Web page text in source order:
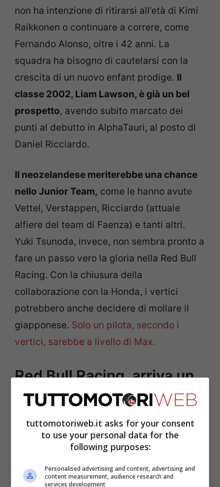
non ha intenzione di ritirarsi all’età di Kimi
Raikkonen o continuare a correre, come
Fernando Alonso, oltre i 42 anni. La
squadra ha bisogno di cautelarsi con la
crescita di un nuovo enfant prodige. Il
classe 2002, Liam Lawson, è già un bel
prospetto, avendo subito marcato dei
punti al debutto in AlphaTauri, al posto di
Daniel Ricciardo.
Il neozelandese meriterebbe una chance
nello Junior Team, come le hanno avute
Vettel, Verstappen, Ricciardo (attuale
alfiere del team di Faenza) e tanti altri.
Yuki Tsunoda, invece, non sembra pronto a
fare un passo vero la gloria nella Red Bull
Racing. Con la chiusura della
collaborazione con la Honda, i vertici
potrebbero anche decidere di mollare il
giapponese. Solo un pilota, secondo i
vertici, sarebbe a livello di Max.
Red Bull Racing, arriva un
altro baby fenomeno
tuttomotoriweb.it asks for your consent
to use your personal data for the
following purposes:
Personalised advertising and content, advertising and
content measurement, audience research and
services development